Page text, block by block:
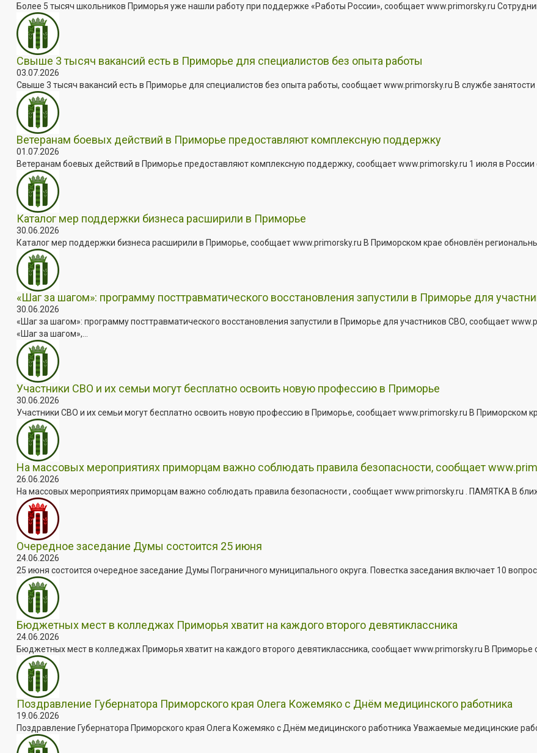
Более 5 тысяч школьников Приморья уже нашли работу при поддержке «Работы России», сообщает www.primorsky.ru
Свыше 3 тысяч вакансий есть в Приморье для специалистов без опыта работы
03.07.2026
Свыше 3 тысяч вакансий есть в Приморье для специалистов без опыта работы, сообщает www.primorsky.ru В службе занятости
Ветеранам боевых действий в Приморье предоставляют комплексную поддержку
01.07.2026
Ветеранам боевых действий в Приморье предоставляют комплексную поддержку, сообщает www.primorsky.ru 1 июля в России
Каталог мер поддержки бизнеса расширили в Приморье
30.06.2026
Каталог мер поддержки бизнеса расширили в Приморье, сообщает www.primorsky.ru В Приморском крае обновлён
«Шаг за шагом»: программу посттравматического восстановления запустили в Приморье для
30.06.2026
«Шаг за шагом»: программу посттравматического восстановления запустили в Приморье для участников СВО, сообщает
«Шаг за шагом»,...
Участники СВО и их семьи могут бесплатно освоить новую профессию в Приморье
30.06.2026
Участники СВО и их семьи могут бесплатно освоить новую профессию в Приморье, сообщает www.primorsky.ru В Приморском
На массовых мероприятиях приморцам важно соблюдать правила безопасности, сообщает
26.06.2026
На массовых мероприятиях приморцам важно соблюдать правила безопасности , сообщает www.primorsky.ru . ПАМЯТКА В
Очередное заседание Думы состоится 25 июня
24.06.2026
25 июня состоится очередное заседание Думы Пограничного муниципального округа. Повестка заседания включает 10
Бюджетных мест в колледжах Приморья хватит на каждого второго девятиклассника
24.06.2026
Бюджетных мест в колледжах Приморья хватит на каждого второго девятиклассника, сообщает www.primorsky.ru В Приморье
Поздравление Губернатора Приморского края Олега Кожемяко с Днём медицинского работника
19.06.2026
Поздравление Губернатора Приморского края Олега Кожемяко с Днём медицинского работника Уважаемые медицинские